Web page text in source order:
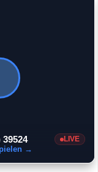
LIVE
→